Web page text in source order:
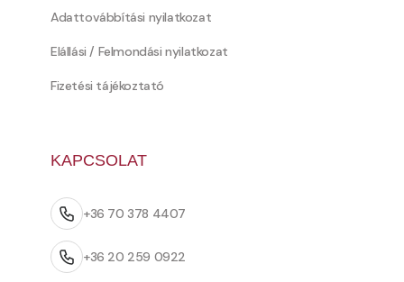
Adattovábbítási nyilatkozat
Elállási / Felmondási nyilatkozat
Fizetési tájékoztató
KAPCSOLAT
+36 70 378 4407
+36 20 259 0922